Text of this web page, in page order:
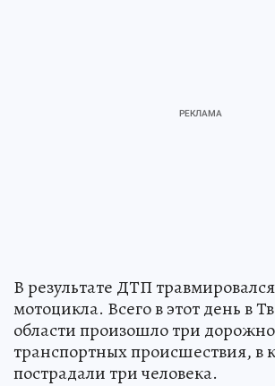
В результате ДТП
мотоцикла. Всего в этот день в
области произошло три
транспортных происшествия, в
пострадали три человека.